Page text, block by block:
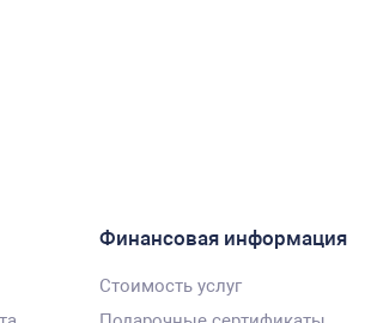
Финансовая информация
Стоимость услуг